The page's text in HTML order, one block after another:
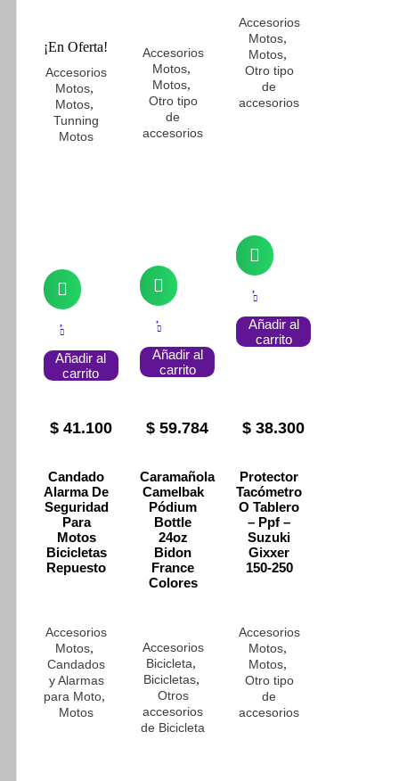
¡En Oferta!
Accesorios
Motos,
Motos,
Tunning
Motos
Añadir al
carrito
Accesorios
Motos,
Motos,
Otro tipo
de
accesorios
Añadir al
carrito
Accesorios
Motos,
Motos,
Otro tipo
de
accesorios
Añadir al
carrito
$41.100
Candado
Alarma De
Seguridad
Para
Motos
Bicicletas
Repuesto
Accesorios
Motos,
Candados
y Alarmas
para Moto,
Motos
$ 59.784
Caramañola
Camelbak
Pódium
Bottle
24oz
Bidon
France
Colores
Accesorios
Bicicleta,
Bicicletas,
Otros
accesorios
de Bicicleta
$ 38.300
Protector
Tacómetro
O Tablero
– Ppf –
Suzuki
Gixxer
150-250
Accesorios
Motos,
Motos,
Otro tipo
de
accesorios